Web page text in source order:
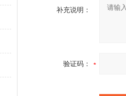
补充说明：
验证码：